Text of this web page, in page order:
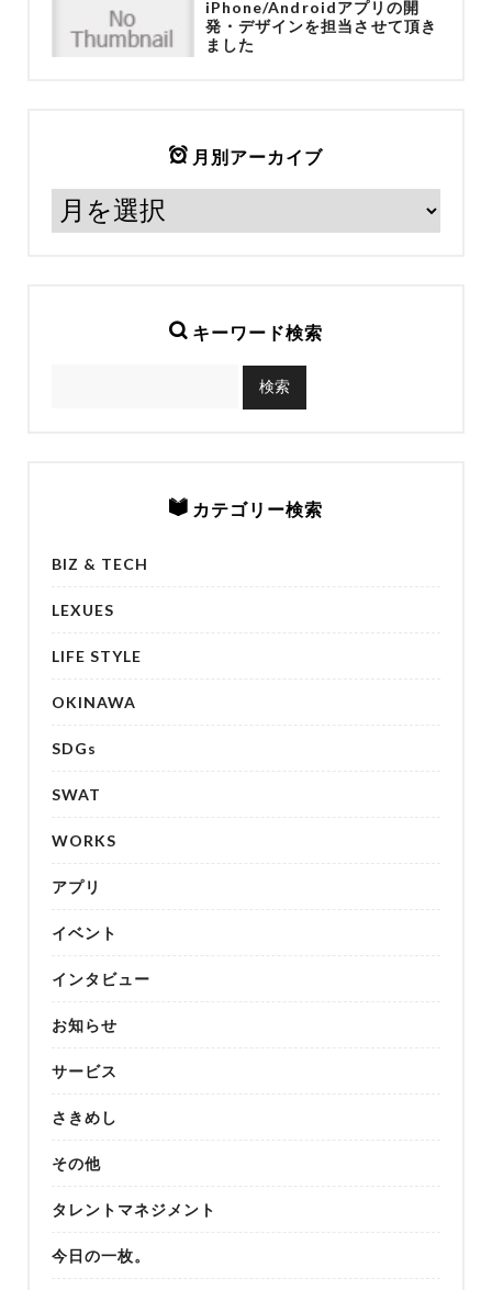
iPhone/Androidアプリの開
発・デザインを担当させて頂き
ました
月別アーカイブ
キーワード検索
カテゴリー検索
BIZ & TECH
LEXUES
LIFE STYLE
OKINAWA
SDGs
SWAT
WORKS
アプリ
イベント
インタビュー
お知らせ
サービス
さきめし
その他
タレントマネジメント
今日の一枚。